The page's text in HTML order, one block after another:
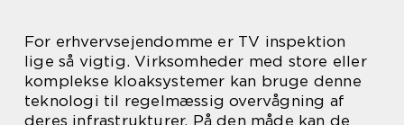
For erhvervsejendomme er TV inspektion
lige så vigtig. Virksomheder med store eller
komplekse kloaksystemer kan bruge denne
teknologi til regelmæssig overvågning af
deres infrastrukturer. På den måde kan de